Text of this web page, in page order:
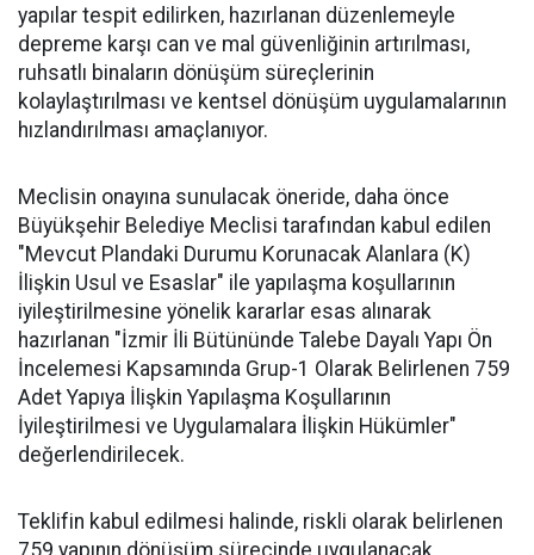
yapılar tespit edilirken, hazırlanan düzenlemeyle
depreme karşı can ve mal güvenliğinin artırılması,
ruhsatlı binaların dönüşüm süreçlerinin
kolaylaştırılması ve kentsel dönüşüm uygulamalarının
hızlandırılması amaçlanıyor.
Meclisin onayına sunulacak öneride, daha önce
Büyükşehir Belediye Meclisi tarafından kabul edilen
"Mevcut Plandaki Durumu Korunacak Alanlara (K)
İlişkin Usul ve Esaslar" ile yapılaşma koşullarının
iyileştirilmesine yönelik kararlar esas alınarak
hazırlanan "İzmir İli Bütününde Talebe Dayalı Yapı Ön
İncelemesi Kapsamında Grup-1 Olarak Belirlenen 759
Adet Yapıya İlişkin Yapılaşma Koşullarının
İyileştirilmesi ve Uygulamalara İlişkin Hükümler"
değerlendirilecek.
Teklifin kabul edilmesi halinde, riskli olarak belirlenen
759 yapının dönüşüm sürecinde uygulanacak